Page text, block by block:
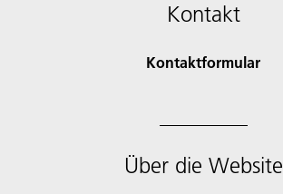
Kontakt
Kontaktformular
Über die Website